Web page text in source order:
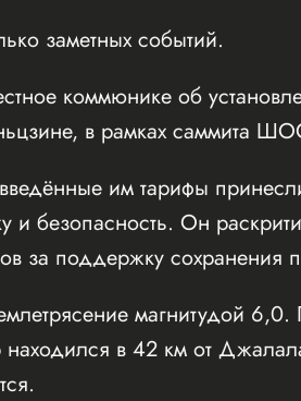
заметных событий.
коммюнике об
в рамках саммита
им тарифы
и безопасность. Он
за поддержку сохранения
магнитудой
в 42 км от